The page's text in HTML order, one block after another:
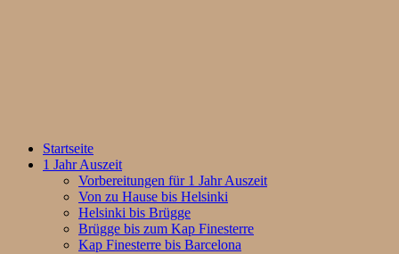
Startseite
1 Jahr Auszeit
Vorbereitungen für 1 Jahr Auszeit
Von zu Hause bis Helsinki
Helsinki bis Brügge
Brügge bis zum Kap Finesterre
Kap Finesterre bis Barcelona